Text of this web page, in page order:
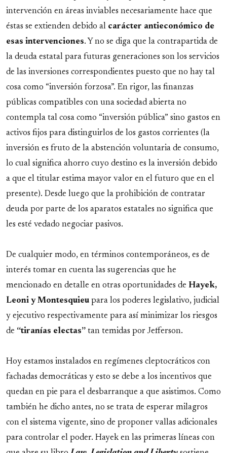
intervención en áreas inviables necesariamente hace que
éstas se extienden debido al carácter antieconómico de
esas intervenciones. Y no se diga que la contrapartida de
la deuda estatal para futuras generaciones son los servicios
de las inversiones correspondientes puesto que no hay tal
cosa como “inversión forzosa”. En rigor, las finanzas
públicas compatibles con una sociedad abierta no
contempla tal cosa como “inversión pública” sino gastos en
activos fijos para distinguirlos de los gastos corrientes (la
inversión es fruto de la abstención voluntaria de consumo,
lo cual significa ahorro cuyo destino es la inversión debido
a que el titular estima mayor valor en el futuro que en el
presente). Desde luego que la prohibición de contratar
deuda por parte de los aparatos estatales no significa que
les esté vedado negociar pasivos.
De cualquier modo, en términos contemporáneos, es de
interés tomar en cuenta las sugerencias que he
mencionado en detalle en otras oportunidades de Hayek,
Leoni y Montesquieu para los poderes legislativo, judicial
y ejecutivo respectivamente para así minimizar los riesgos
de “tiranías electas” tan temidas por Jefferson.
Hoy estamos instalados en regímenes cleptocráticos con
fachadas democráticas y esto se debe a los incentivos que
quedan en pie para el desbarranque a que asistimos. Como
también he dicho antes, no se trata de esperar milagros
con el sistema vigente, sino de proponer vallas adicionales
para controlar el poder. Hayek en las primeras líneas con